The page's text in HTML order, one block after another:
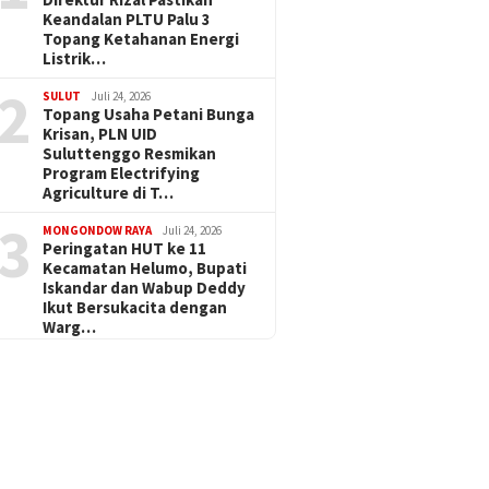
Keandalan PLTU Palu 3
Topang Ketahanan Energi
Listrik…
SULUT Juli 24, 2026
Topang Usaha Petani Bunga
Krisan, PLN UID
Suluttenggo Resmikan
Program Electrifying
Agriculture di T…
MONGONDOW RAYA Juli 24, 2026
Peringatan HUT ke 11
Kecamatan Helumo, Bupati
Iskandar dan Wabup Deddy
Ikut Bersukacita dengan
Warg…